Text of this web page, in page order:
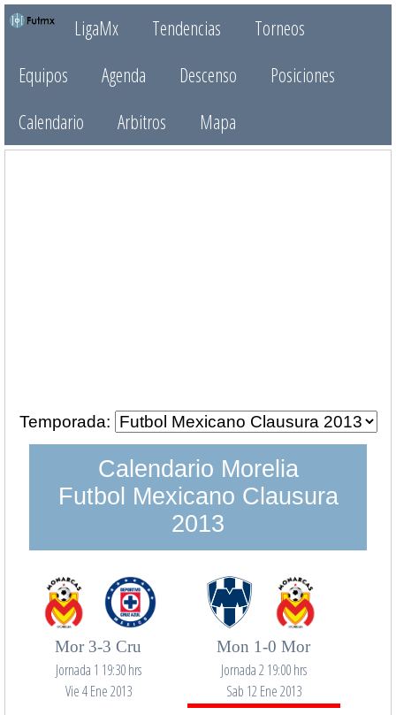
LigaMx Tendencias
Torneos
Equipos
Agenda Descenso
Posiciones
Calendario
Arbitros Mapa
Temporada:
Calendario Morelia
Futbol Mexicano Clausura
2013
Mor 3-3 Cru
Jornada 1 19:30 hrs
Vie 4 Ene 2013
Mon 1-0 Mor
Jornada 2 19:00 hrs
Sab 12 Ene 2013